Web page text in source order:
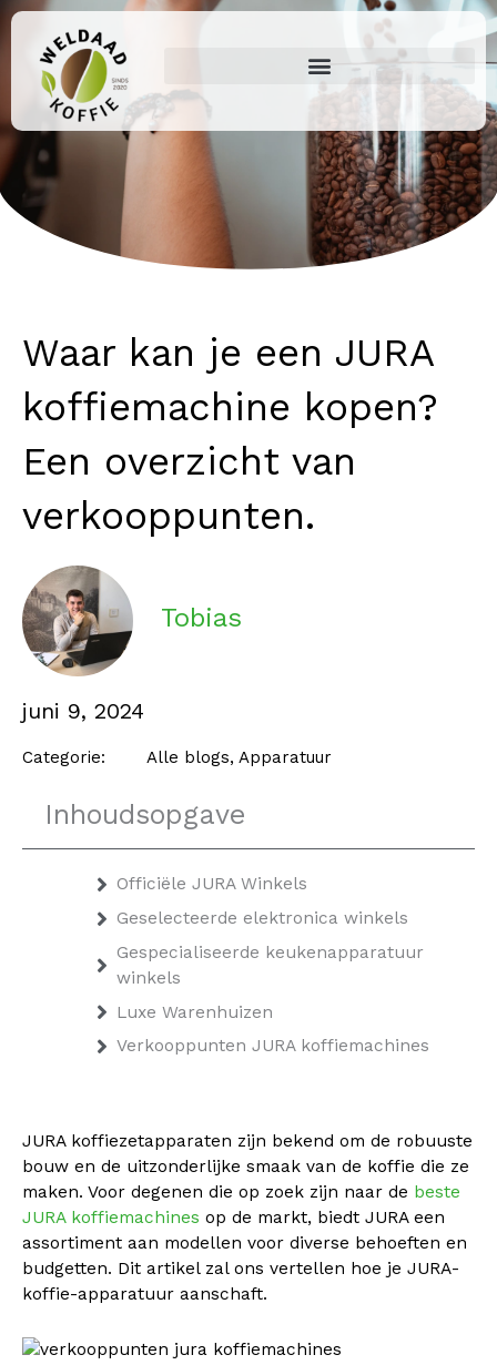
Ga
inhoud
Waar kan je een JURA
koffiemachine kopen?
Een overzicht van
verkooppunten.
Tobias
juni 9, 2024
Categorie: Alle blogs, Apparatuur
Inhoudsopgave
Officiële JURA Winkels
Geselecteerde elektronica winkels
Gespecialiseerde keukenapparatuur
winkels
Luxe Warenhuizen
Verkooppunten JURA koffiemachines
JURA koffiezetapparaten zijn bekend om de robuuste
bouw en de uitzonderlijke smaak van de koffie die ze
maken. Voor degenen die op zoek zijn naar de beste
JURA koffiemachines op de markt, biedt JURA een
assortiment aan modellen voor diverse behoeften en
budgetten. Dit artikel zal ons vertellen hoe je JURA-
koffie-apparatuur aanschaft.